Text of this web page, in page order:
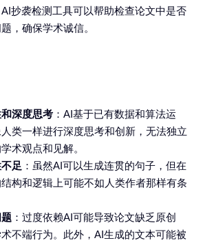
AI抄袭检测工具可以帮助检查论文中是否
，确保学术诚信。
深度思考 ：AI基于已有数据和算法运
类一样进行深度思考和创新，无法独立
术观点和见解。
足 ：虽然AI可以生成连贯的句子，但在
构和逻辑上可能不如人类作者那样有条
：过度依赖AI可能导致论文缺乏原创
不端行为。此外，AI生成的文本可能被